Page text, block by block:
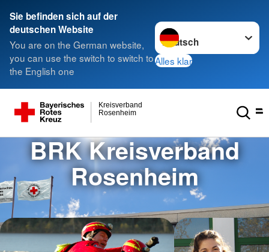
Sie befinden sich auf der
deutschen Website
You are on the German website,
you can use the switch to switch to
the English one
Sprache wechseln zu
Alles klar
Rosenheim
Kreisverband
BRK Kreisverband
Rosenheim